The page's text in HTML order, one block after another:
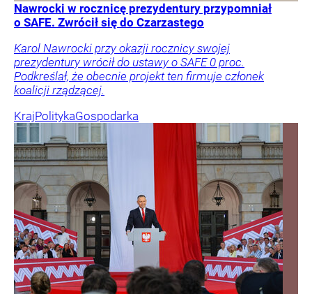
Nawrocki w rocznicę prezydentury przypomniał
o SAFE. Zwrócił się do Czarzastego
Karol Nawrocki przy okazji rocznicy swojej
prezydentury wrócił do ustawy o SAFE 0 proc.
Podkreślał, że obecnie projekt ten firmuje członek
koalicji rządzącej.
KrajPolitykaGospodarka